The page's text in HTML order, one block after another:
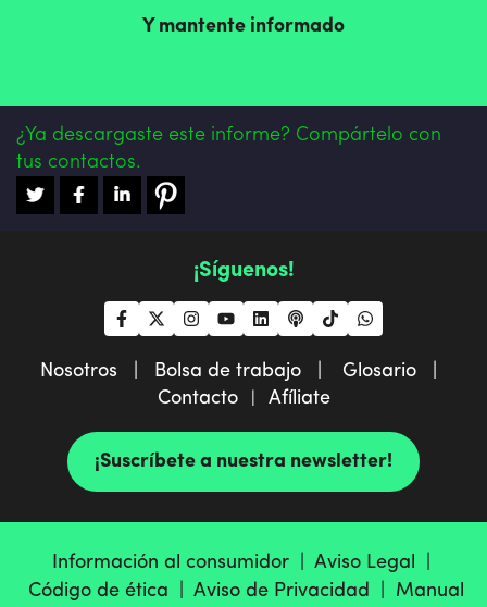
Y mantente informado
¿Ya descargaste este informe? Compártelo con
tus contactos.
¡Síguenos!
Nosotros | Bolsa de trabajo |
Glosario |
Contacto| Afíliate
¡Suscríbete a nuestra newsletter!
Información al consumidor | Aviso Legal |
Código de ética | Aviso de Privacidad | Manual